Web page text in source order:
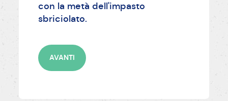
con la metà dell'impasto
sbriciolato.
AVANTI